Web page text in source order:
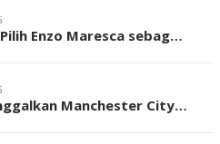
Enzo Maresca sebag…
Manchester City…